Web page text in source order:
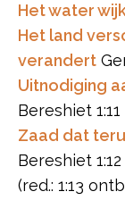
Het water
Het land
verandert
Uitnodiging
Bereshiet 1:11
Zaad dat
Bereshiet 1:12
(red.: 1:13